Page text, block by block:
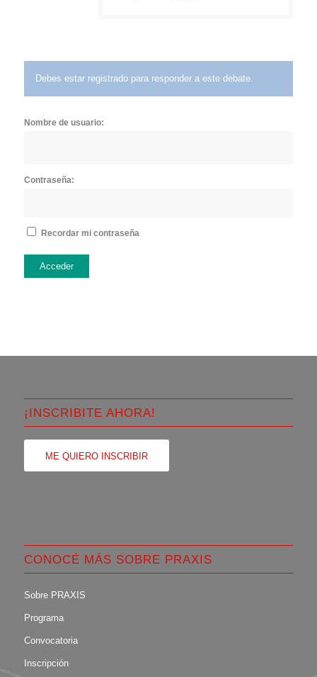
Debes estar registrado para responder a este debate.
Nombre de usuario:
Contraseña:
Recordar mi contraseña
Acceder
¡INSCRIBITE AHORA!
ME QUIERO INSCRIBIR
CONOCÉ MÁS SOBRE PRAXIS
Sobre PRAXIS
Programa
Convocatoria
Inscripción